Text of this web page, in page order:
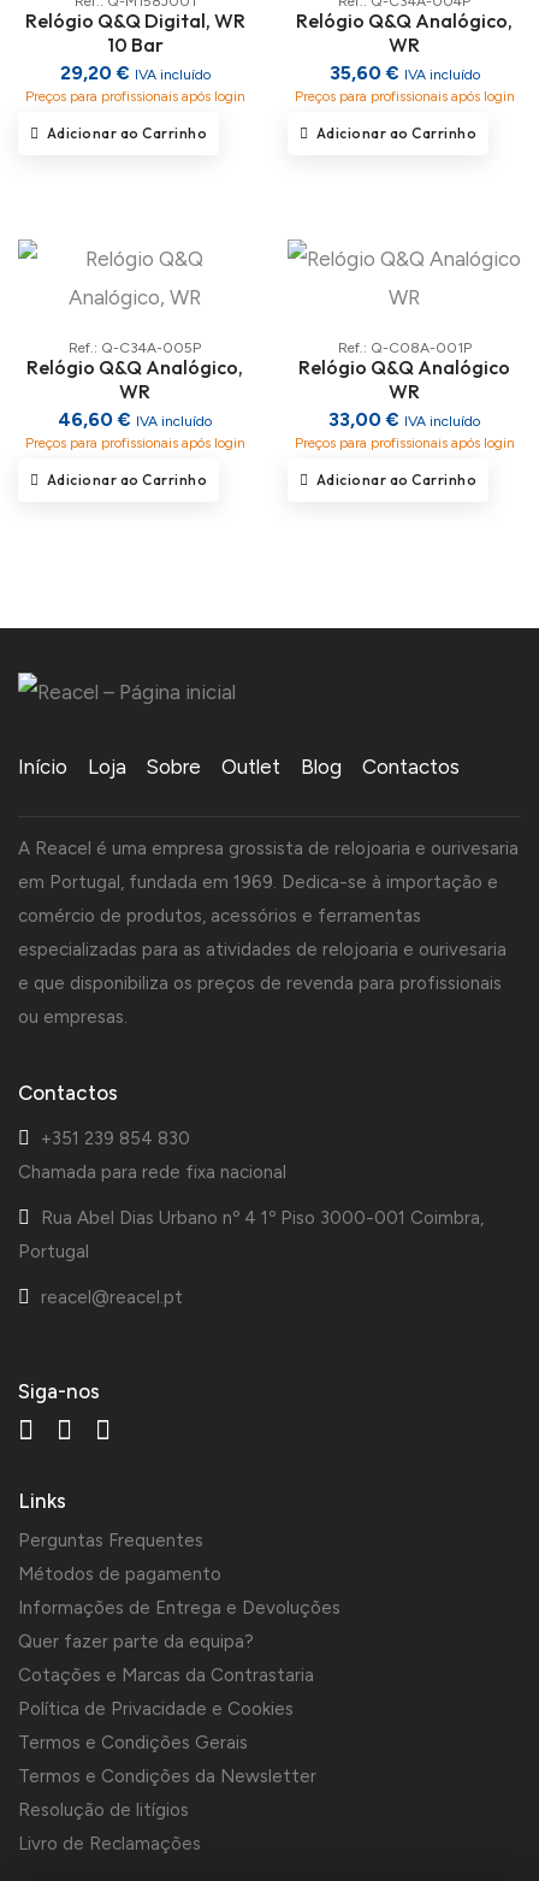
Relógio Q&Q Digital, WR
10 Bar
29,20 € IVA incluído
Preços para profissionais após login
Adicionar ao Carrinho
Relógio Q&Q Analógico,
WR
35,60 € IVA incluído
Preços para profissionais após login
Adicionar ao Carrinho
Ref.: Q-C34A-005P
Relógio Q&Q Analógico,
WR
46,60 € IVA incluído
Preços para profissionais após login
Adicionar ao Carrinho
Ref.: Q-C08A-001P
Relógio Q&Q Analógico
WR
33,00 € IVA incluído
Preços para profissionais após login
Adicionar ao Carrinho
Início Loja Sobre Outlet Blog Contactos
A Reacel é uma empresa grossista de relojoaria e ourivesaria
em Portugal, fundada em 1969. Dedica-se à importação e
comércio de produtos, acessórios e ferramentas
especializadas para as atividades de relojoaria e ourivesaria
e que disponibiliza os preços de revenda para profissionais
ou empresas.
Contactos
+351 239 854 830
Chamada para rede fixa nacional
Rua Abel Dias Urbano nº 4 1º Piso 3000-001 Coimbra,
Portugal
reacel@reacel.pt
Siga-nos
Links
Perguntas Frequentes
Métodos de pagamento
Informações de Entrega e Devoluções
Quer fazer parte da equipa?
Cotações e Marcas da Contrastaria
Política de Privacidade e Cookies
Termos e Condições Gerais
Termos e Condições da Newsletter
Resolução de litígios
Livro de Reclamações